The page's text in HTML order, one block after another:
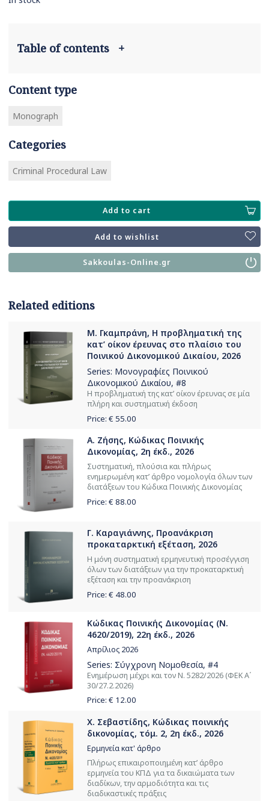
Table of contents +
Content type
Monograph
Categories
Criminal Procedural Law
Add to cart
Add to wishlist
Sakkoulas-Online.gr
Related editions
Μ. Γκαμπράνη, Η προβληματική της
κατ’ οίκον έρευνας στο πλαίσιο του
Ποινικού Δικονομικού Δικαίου, 2026
Series: Μονογραφίες Ποινικού
Δικονομικού Δικαίου, #8
Η προβληματική της κατ’ οίκον έρευνας σε μία
πλήρη και συστηματική έκδοση
Price: € 55.00
Α. Ζήσης, Κώδικας Ποινικής
Δικονομίας, 2η έκδ., 2026
Συστηματική, πλούσια και πλήρως
ενημερωμένη κατ’ άρθρο νομολογία όλων των
διατάξεων του Κώδικα Ποινικής Δικονομίας
Price: € 88.00
Γ. Καραγιάννης, Προανάκριση
προκαταρκτική εξέταση, 2026
Η μόνη συστηματική ερμηνευτική προσέγγιση
όλων των διατάξεων για την προκαταρκτική
εξέταση και την προανάκριση
Price: € 48.00
Κώδικας Ποινικής Δικονομίας (Ν.
4620/2019), 22η έκδ., 2026
Απρίλιος 2026
Series: Σύγχρονη Νομοθεσία, #4
Ενημέρωση μέχρι και τον Ν. 5282/2026 (ΦΕΚ Α΄
30/27.2.2026)
Price: € 12.00
Χ. Σεβαστίδης, Κώδικας ποινικής
δικονομίας, τόμ. 2, 2η έκδ., 2026
Ερμηνεία κατ' άρθρο
Πλήρως επικαιροποιημένη κατ’ άρθρο
ερμηνεία του ΚΠΔ για τα δικαιώματα των
διαδίκων, την αρμοδιότητα και τις
διαδικαστικές πράξεις